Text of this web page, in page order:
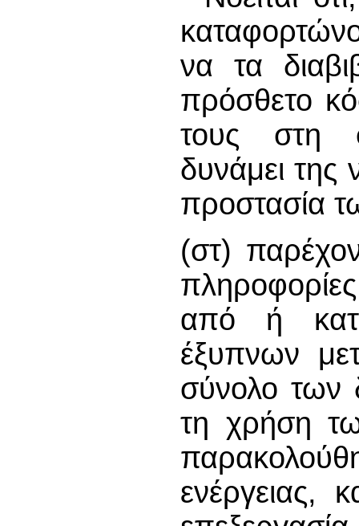
να τα
πρόσθετο
τους στη
δυνάμει της
προστασία
(στ)
από ή
έξυπνων
σύνολο των
τη χρήση
ενέργειας,